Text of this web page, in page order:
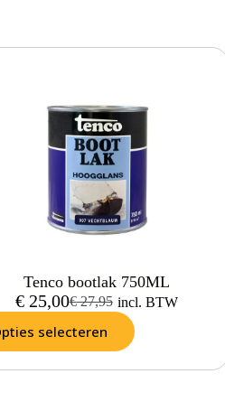
Tenco bootlak 750ML
€27,95
€25,00 incl. BTW
selecteren